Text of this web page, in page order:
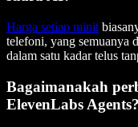
Harga setiap minit
telefoni, yang semuanya
dalam satu kadar telus
Bagaimanakah
ElevenLabs Agents?